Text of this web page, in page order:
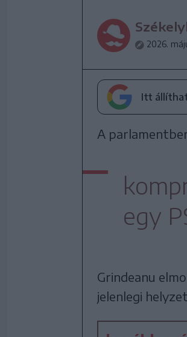
2026.
Itt
A
egy
Grindeanu
jelenlegi